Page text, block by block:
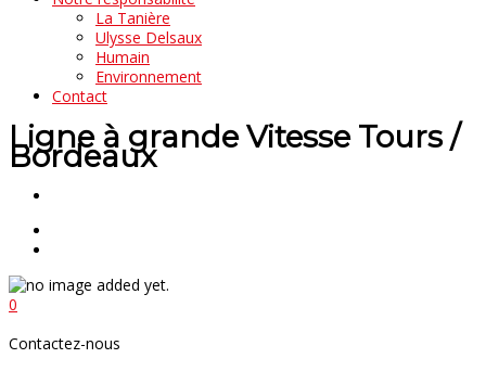
La Tanière
Ulysse Delsaux
Humain
Environnement
Contact
Ligne à grande Vitesse Tours /
Bordeaux
0
Contactez-nous